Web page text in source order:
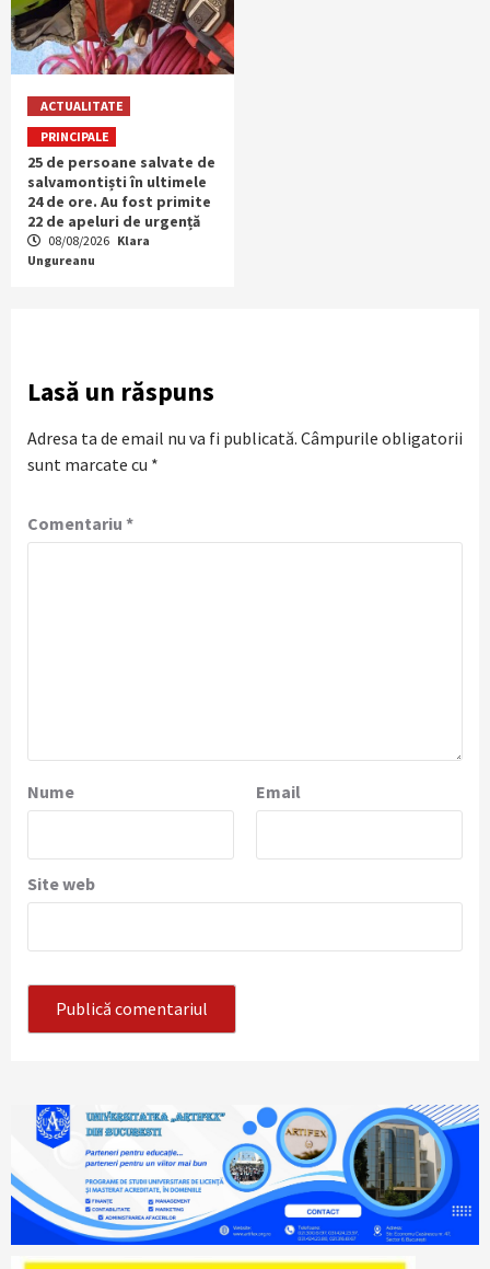
ACTUALITATE
PRINCIPALE
25 de persoane salvate de
salvamontiști în ultimele
24 de ore. Au fost primite
22 de apeluri de urgență
08/08/2026 Klara
Ungureanu
Lasă un răspuns
Adresa ta de email nu va fi publicată. Câmpurile obligatorii
sunt marcate cu *
Comentariu *
Nume Email
Site web